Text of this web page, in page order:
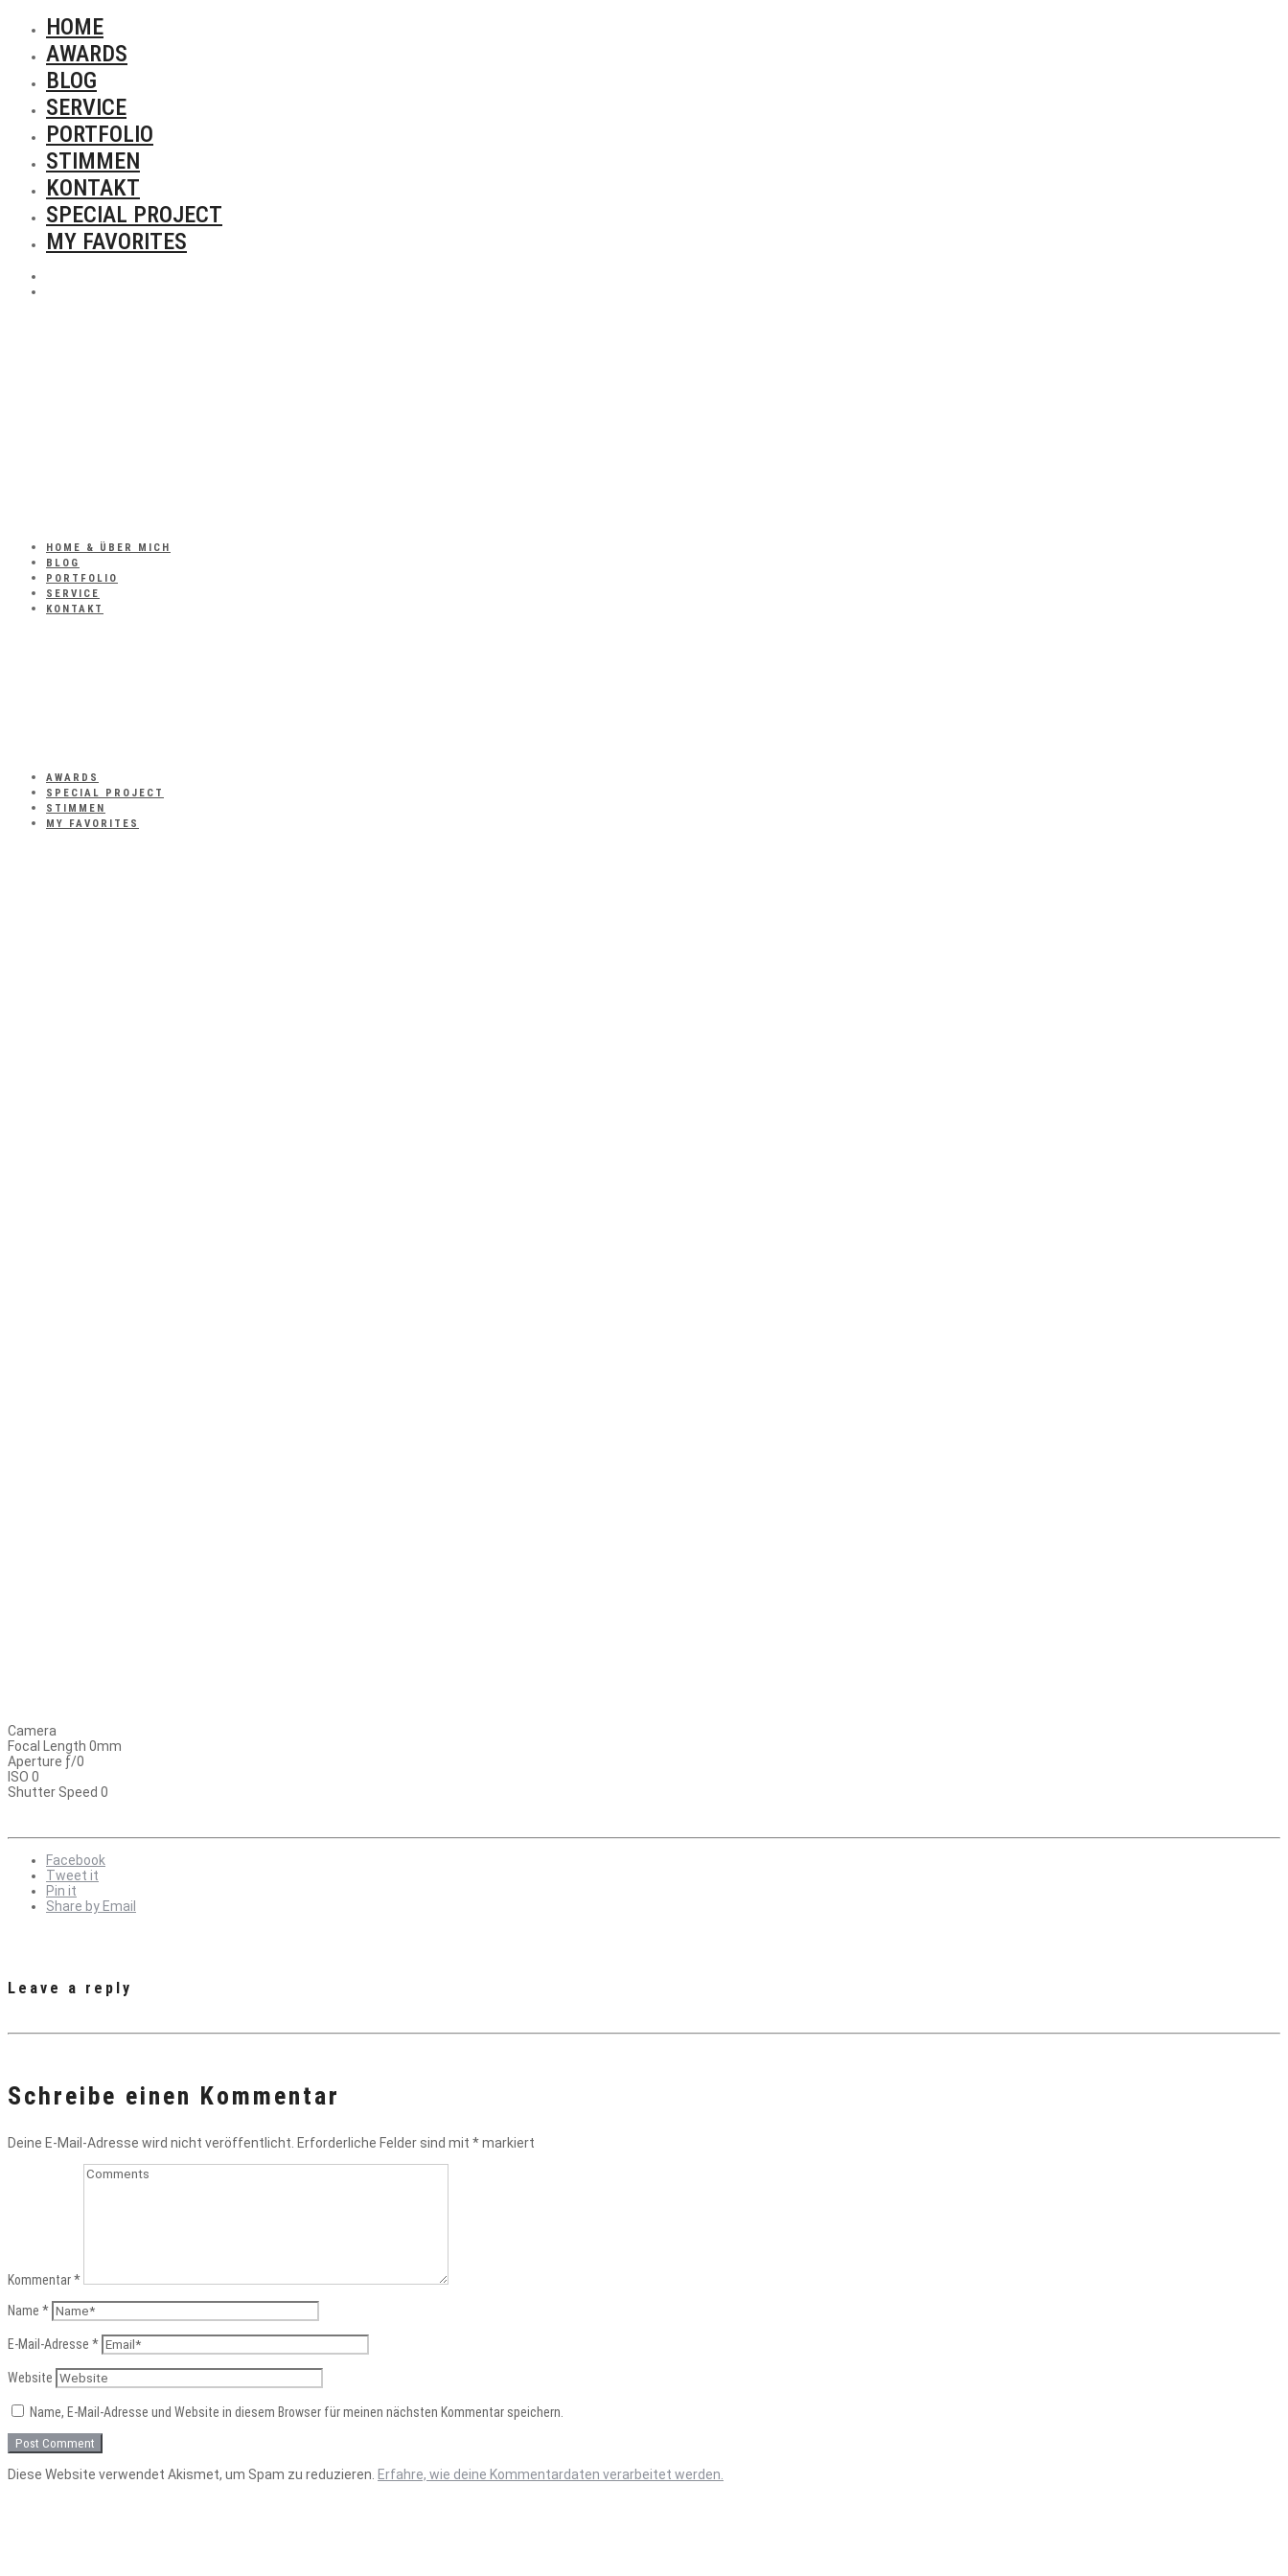
HOME
AWARDS
BLOG
SERVICE
PORTFOLIO
STIMMEN
KONTAKT
SPECIAL PROJECT
MY FAVORITES
HOME & ÜBER MICH
BLOG
PORTFOLIO
SERVICE
KONTAKT
AWARDS
SPECIAL PROJECT
STIMMEN
MY FAVORITES
Camera
Focal Length 0mm
Aperture ƒ/0
ISO 0
Shutter Speed 0
Facebook
Tweet it
Pin it
Share by Email
Leave a reply
Schreibe einen Kommentar
Deine E-Mail-Adresse wird nicht veröffentlicht. Erforderliche Felder sind mit *markiert
Kommentar*
Name *
E-Mail-Adresse *
Website
Name, E-Mail-Adresse und Website in diesem Browser für meinen nächsten Kommentar speichern.
Diese Website verwendet Akismet, um Spam zu reduzieren. Erfahre, wie deine Kommentardaten verarbeitet werden.